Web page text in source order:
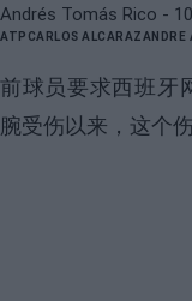
Andrés Tomás Rico -
ATP CARLOS ALCARAZANDRE
前球员要求西班牙
腕受伤以来，这个